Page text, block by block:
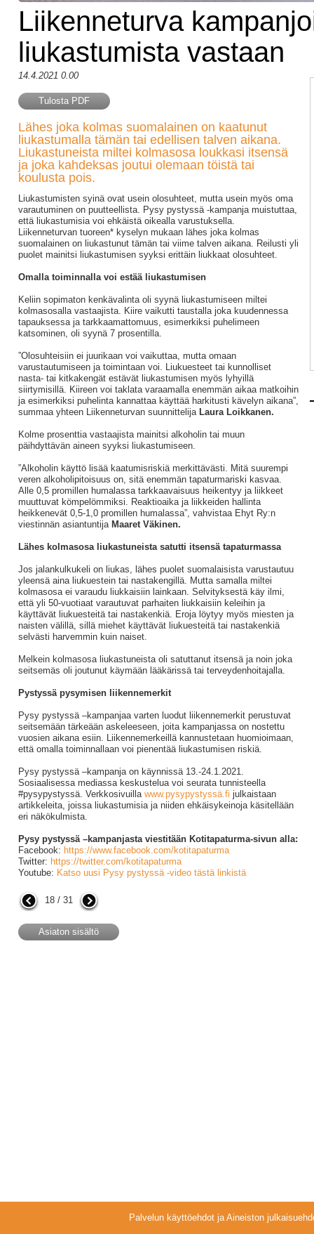
Liikenneturva
liukastumista vastaan
14.4.2021 0.00
Tulosta PDF
Lähes joka kolmas suomalainen on kaatunut
liukastumalla tämän tai edellisen talven aikana.
Liukastuneista miltei kolmasosa loukkasi itsensä
ja joka kahdeksas joutui olemaan töistä tai
koulusta pois.
Liukastumisten syinä ovat usein olosuhteet, mutta usein myös oma
varautuminen on puutteellista. Pysy pystyssä -kampanja muistuttaa,
että liukastumisia voi ehkäistä oikealla varustuksella.
Liikenneturvan tuoreen* kyselyn mukaan lähes joka kolmas
suomalainen on liukastunut tämän tai viime talven aikana. Reilusti yli
puolet mainitsi liukastumisen syyksi erittäin liukkaat olosuhteet.
Omalla toiminnalla voi estää liukastumisen
Keliin sopimaton kenkävalinta oli syynä liukastumiseen miltei
kolmasosalla vastaajista. Kiire vaikutti taustalla joka kuudennessa
tapauksessa ja tarkkaamattomuus, esimerkiksi puhelimeen
katsominen, oli syynä 7 prosentilla.
”Olosuhteisiin ei juurikaan voi vaikuttaa, mutta omaan
varustautumiseen ja toimintaan voi. Liukuesteet tai kunnolliset
nasta- tai kitkakengät estävät liukastumisen myös lyhyillä
siirtymisillä. Kiireen voi taklata varaamalla enemmän aikaa matkoihin
ja esimerkiksi puhelinta kannattaa käyttää harkitusti kävelyn aikana”,
summaa yhteen Liikenneturvan suunnittelija Laura Loikkanen.
Kolme prosenttia vastaajista mainitsi alkoholin tai muun
päihdyttävän aineen syyksi liukastumiseen.
”Alkoholin käyttö lisää kaatumisriskiä merkittävästi. Mitä suurempi
veren alkoholipitoisuus on, sitä enemmän tapaturmariski kasvaa.
Alle 0,5 promillen humalassa tarkkaavaisuus heikentyy ja liikkeet
muuttuvat kömpelömmiksi. Reaktioaika ja liikkeiden hallinta
heikkenevät 0,5-1,0 promillen humalassa”, vahvistaa Ehyt Ry:n
viestinnän asiantuntija Maaret Väkinen.
Lähes kolmasosa liukastuneista satutti itsensä tapaturmassa
Jos jalankulkukeli on liukas, lähes puolet suomalaisista varustautuu
yleensä aina liukuestein tai nastakengillä. Mutta samalla miltei
kolmasosa ei varaudu liukkaisiin lainkaan. Selvityksestä käy ilmi,
että yli 50-vuotiaat varautuvat parhaiten liukkaisiin keleihin ja
käyttävät liukuesteitä tai nastakenkiä. Eroja löytyy myös miesten ja
naisten välillä, sillä miehet käyttävät liukuesteitä tai nastakenkiä
selvästi harvemmin kuin naiset.
Melkein kolmasosa liukastuneista oli satuttanut itsensä ja noin joka
seitsemäs oli joutunut käymään lääkärissä tai terveydenhoitajalla.
Pystyssä pysymisen liikennemerkit
Pysy pystyssä –kampanjaa varten luodut liikennemerkit perustuvat
seitsemään tärkeään askeleeseen, joita kampanjassa on nostettu
vuosien aikana esiin. Liikennemerkeillä kannustetaan huomioimaan,
että omalla toiminnallaan voi pienentää liukastumisen riskiä.
Pysy pystyssä –kampanja on käynnissä 13.-24.1.2021.
Sosiaalisessa mediassa keskustelua voi seurata tunnisteella
#pysypystyssä. Verkkosivuilla www.pysypystyssä.fi julkaistaan
artikkeleita, joissa liukastumisia ja niiden ehkäisykeinoja käsitellään
eri näkökulmista.
Pysy pystyssä –kampanjasta viestitään Kotitapaturma-sivun alla:
Facebook: https://www.facebook.com/kotitapaturma
Twitter: https://twitter.com/kotitapaturma
Youtube: Katso uusi Pysy pystyssä -video tästä linkistä
18 / 31
Asiaton sisältö
Palvelun käyttöehdot ja Aineiston